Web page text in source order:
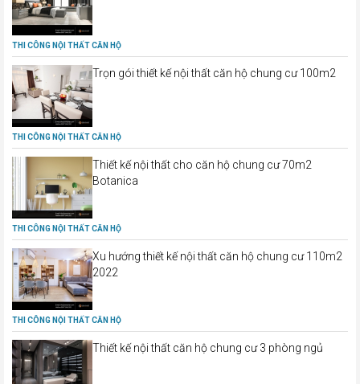
THI CÔNG NỘI THẤT CĂN HỘ
Trọn gói thiết kế nội thất căn hộ chung cư 100m2
THI CÔNG NỘI THẤT CĂN HỘ
Thiết kế nội thất cho căn hộ chung cư 70m2
Botanica
THI CÔNG NỘI THẤT CĂN HỘ
Xu hướng thiết kế nội thất căn hộ chung cư 110m2
2022
THI CÔNG NỘI THẤT CĂN HỘ
Thiết kế nội thất căn hộ chung cư 3 phòng ngủ